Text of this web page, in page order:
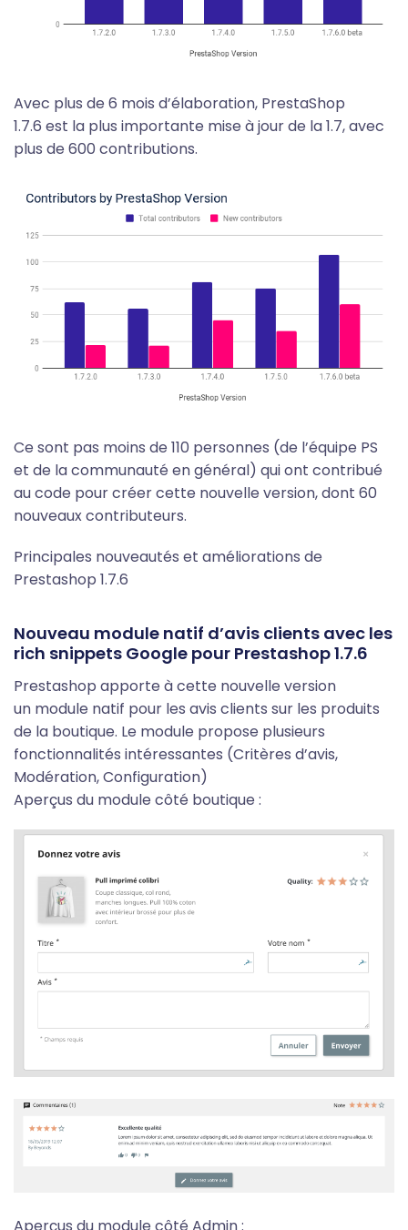
Avec plus de 6 mois d’élaboration, PrestaShop
1.7.6 est la plus importante mise à jour de la 1.7, avec
plus de 600 contributions.
Ce sont pas moins de 110 personnes (de l’équipe PS
et de la communauté en général) qui ont contribué
au code pour créer cette nouvelle version, dont 60
nouveaux contributeurs.
Principales nouveautés et améliorations de
Prestashop 1.7.6
Nouveau module natif d’avis clients avec les
rich snippets Google pour Prestashop 1.7.6
Prestashop apporte à cette nouvelle version
un module natif pour les avis clients sur les produits
de la boutique. Le module propose plusieurs
fonctionnalités intéressantes (Critères d’avis,
Modération, Configuration)
Aperçus du module côté boutique :
Aperçus du module côté Admin :